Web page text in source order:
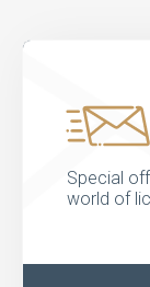
Special
world of